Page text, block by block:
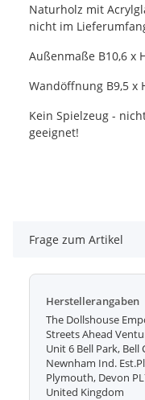
Naturholz mit
nicht im
Außenmaße B10,6 x
Wandöffnung B9,5 x
Kein Spielzeug -
geeignet!
Frage zum Artikel
Herstellerangaben
The Dollshouse
Streets Ahead
Unit 6 Bell Park, Bell
Newnham Ind.
Plymouth, Devon
United Kingdom